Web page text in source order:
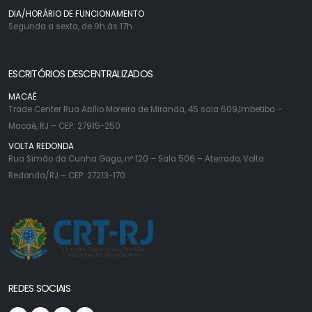
DIA/HORÁRIO DE FUNCIONAMENTO
Segunda a sexta, de 9h às 17h.
ESCRITÓRIOS DESCENTRALIZADOS
MACAÉ
Trade Center Rua Abílio Moreira de Miranda, 45 sala 609,Imbetiba –
Macaé, RJ – CEP: 27915-250
VOLTA REDONDA
Rua Simão da Cunha Gago, nº 120 – Sala 506 – Aterrado, Volta
Redonda/RJ – CEP: 27213-170
REDES SOCIAIS